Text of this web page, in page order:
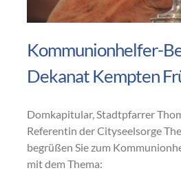
Kommunionhelfer-
Dekanat Kempten
Domkapitular, Stadtpfarrer
Referentin der Cityseelsorge
begrüßen Sie zum
mit dem Thema: